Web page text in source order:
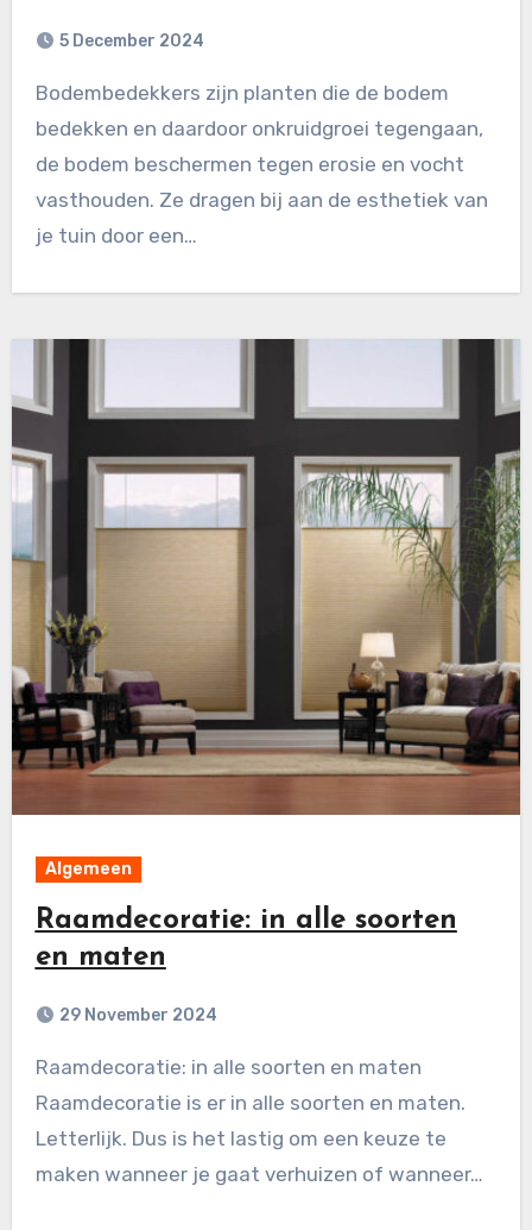
5 December 2024
Bodembedekkers zijn planten die de bodem
bedekken en daardoor onkruidgroei tegengaan,
de bodem beschermen tegen erosie en vocht
vasthouden. Ze dragen bij aan de esthetiek van
je tuin door een…
Algemeen
Raamdecoratie: in alle soorten
en maten
29 November 2024
Raamdecoratie: in alle soorten en maten
Raamdecoratie is er in alle soorten en maten.
Letterlijk. Dus is het lastig om een keuze te
maken wanneer je gaat verhuizen of wanneer…